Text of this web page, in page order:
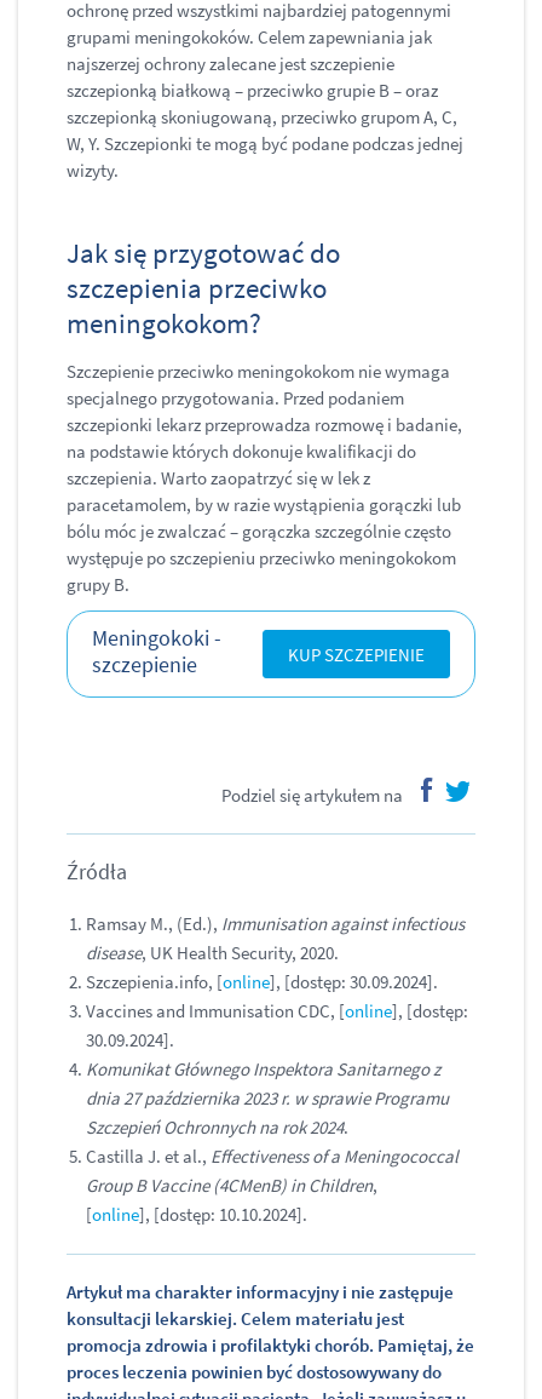
ochronę przed wszystkimi najbardziej patogennymi
grupami meningokoków. Celem zapewniania jak
najszerzej ochrony zalecane jest szczepienie
szczepionką białkową – przeciwko grupie B – oraz
szczepionką skoniugowaną, przeciwko grupom A, C,
W, Y. Szczepionki te mogą być podane podczas jednej
wizyty.
Jak się przygotować do
szczepienia przeciwko
meningokokom?
Szczepienie przeciwko meningokokom nie wymaga
specjalnego przygotowania. Przed podaniem
szczepionki lekarz przeprowadza rozmowę i badanie,
na podstawie których dokonuje kwalifikacji do
szczepienia. Warto zaopatrzyć się w lek z
paracetamolem, by w razie wystąpienia gorączki lub
bólu móc je zwalczać – gorączka szczególnie często
występuje po szczepieniu przeciwko meningokokom
grupy B.
Meningokoki -
szczepienie
KUP SZCZEPIENIE
Podziel się artykułem na
Źródła
Ramsay M., (Ed.), Immunisation against infectious
disease, UK Health Security, 2020.
Szczepienia.info, [online], [dostęp: 30.09.2024].
Vaccines and Immunisation CDC, [online], [dostęp:
30.09.2024].
Komunikat Głównego Inspektora Sanitarnego z
dnia 27 października 2023 r. w sprawie Programu
Szczepień Ochronnych na rok 2024.
Castilla J. et al., Effectiveness of a Meningococcal
Group B Vaccine (4CMenB) in Children,
[online], [dostęp: 10.10.2024].
Artykuł ma charakter informacyjny i nie zastępuje
konsultacji lekarskiej. Celem materiału jest
promocja zdrowia i profilaktyki chorób. Pamiętaj, że
proces leczenia powinien być dostosowywany do